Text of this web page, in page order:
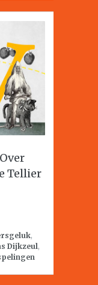
Tellier
,
Dijkzeul,